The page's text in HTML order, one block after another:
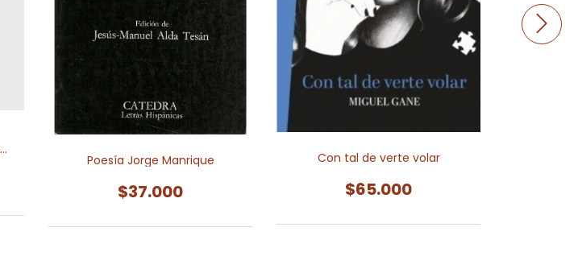
Poesía Jorge Manrique
$37.000
Con tal de verte volar
$65.000